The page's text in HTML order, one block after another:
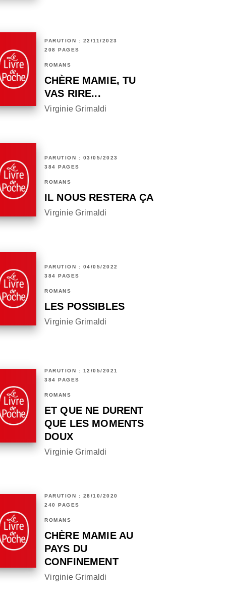
PARUTION : 22/11/2023
208 PAGES
ROMANS
CHÈRE MAMIE, TU
VAS RIRE...
Virginie Grimaldi
PARUTION : 03/05/2023
384 PAGES
ROMANS
IL NOUS RESTERA ÇA
Virginie Grimaldi
PARUTION : 04/05/2022
384 PAGES
ROMANS
LES POSSIBLES
Virginie Grimaldi
PARUTION : 12/05/2021
384 PAGES
ROMANS
ET QUE NE DURENT
QUE LES MOMENTS
DOUX
Virginie Grimaldi
PARUTION : 28/10/2020
240 PAGES
ROMANS
CHÈRE MAMIE AU
PAYS DU
CONFINEMENT
Virginie Grimaldi